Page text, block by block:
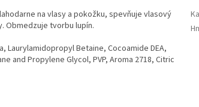
na vlasy a pokožku, spevňuje vlasový
Obmedzuje tvorbu lupín.
Laurylamidopropyl Betaine, Cocoamide DEA,
and Propylene Glycol, PVP, Aroma 2718, Citric